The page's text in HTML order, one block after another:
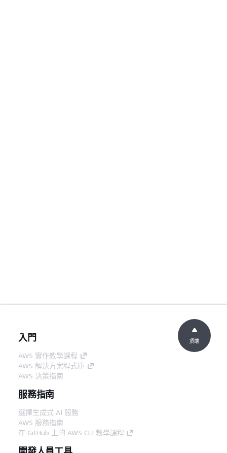
入門
AWS 實作教學課程
AWS 解決方案程式庫
AWS 決策指南
服務指南
選擇生成式 AI 服務
AWS 服務指南
在 GitHub 上的 AWS CLI 教學課程
頂端